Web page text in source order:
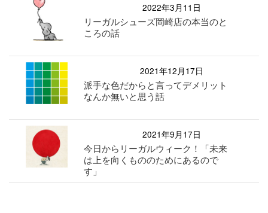
2022年3月11日
リーガルシューズ岡崎店の本当のと
ころの話
2021年12月17日
派手な色だからと言ってデメリット
なんか無いと思う話
2021年9月17日
今日からリーガルウィーク！「未来
は上を向くもののためにあるので
す」